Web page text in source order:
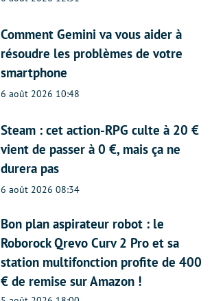
Comment Gemini va vous aider à
résoudre les problèmes de votre
smartphone
6 août 2026 10:48
Steam : cet action-RPG culte à 20 €
vient de passer à 0 €, mais ça ne
durera pas
6 août 2026 08:34
Bon plan aspirateur robot : le
Roborock Qrevo Curv 2 Pro et sa
station multifonction profite de 400
€ de remise sur Amazon !